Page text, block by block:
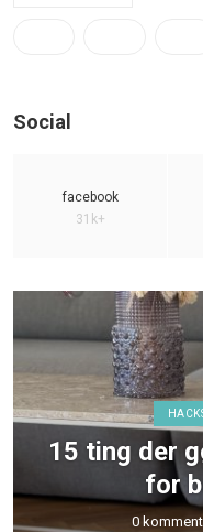
Social
facebook
31k+
15 ting der
for
0